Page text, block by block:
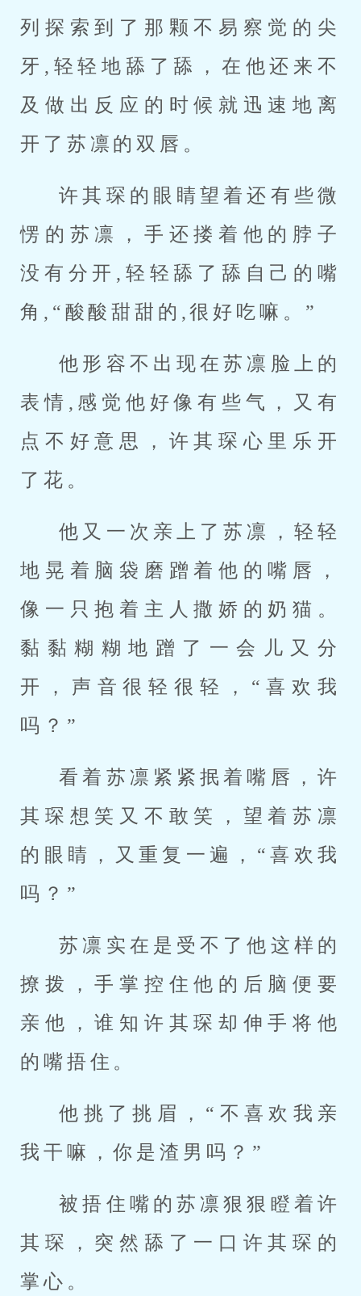
列探索到了那颗不易察觉的尖
牙,轻轻地舔了舔，在他还来不
及做出反应的时候就迅速地离
开了苏凛的双唇。
许其琛的眼睛望着还有些微
愣的苏凛，手还搂着他的脖子
没有分开,轻轻舔了舔自己的嘴
角,“酸酸甜甜的,很好吃嘛。”
他形容不出现在苏凛脸上的
表情,感觉他好像有些气，又有
点不好意思，许其琛心里乐开
了花。
他又一次亲上了苏凛，轻轻
地晃着脑袋磨蹭着他的嘴唇，
像一只抱着主人撒娇的奶猫。
黏黏糊糊地蹭了一会儿又分
开，声音很轻很轻，“喜欢我
吗？”
看着苏凛紧紧抿着嘴唇，许
其琛想笑又不敢笑，望着苏凛
的眼睛，又重复一遍，“喜欢我
吗？”
苏凛实在是受不了他这样的
撩拨，手掌控住他的后脑便要
亲他，谁知许其琛却伸手将他
的嘴捂住。
他挑了挑眉，“不喜欢我亲
我干嘛，你是渣男吗？”
被捂住嘴的苏凛狠狠瞪着许
其琛，突然舔了一口许其琛的
掌心。